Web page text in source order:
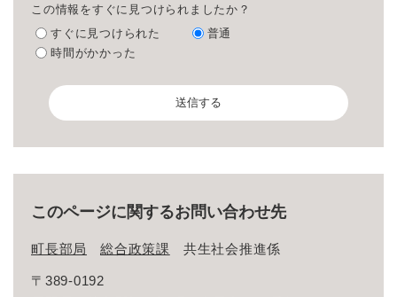
この情報をすぐに見つけられましたか？
すぐに見つけられた
普通
時間がかかった
このページに関するお問い合わせ先
町長部局 総合政策課 共生社会推進係
〒389-0192